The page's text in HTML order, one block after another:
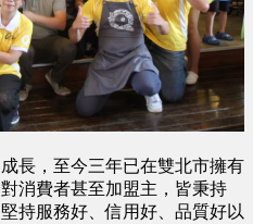
長，至今三年已在雙北市擁有
消費者甚至加盟主，皆秉持
持服務好、信用好、品質好以